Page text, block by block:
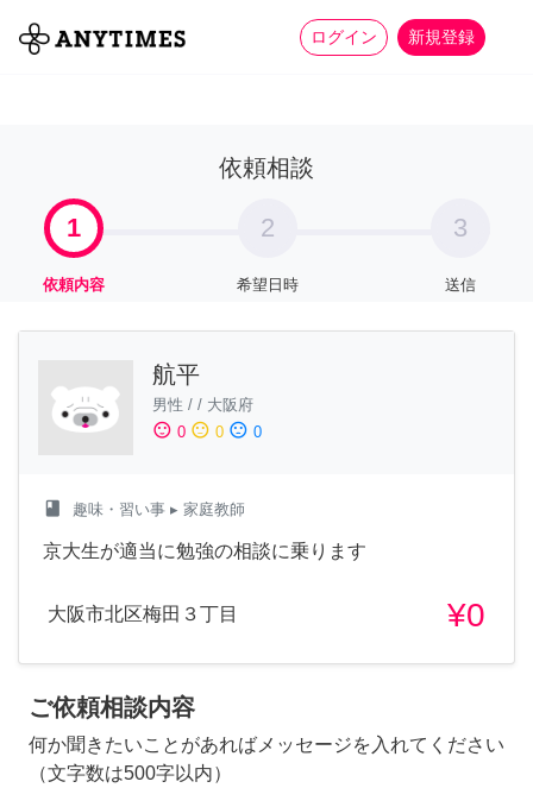
ログイン 新規登録
全て 家事 more_horiz
依頼相談
1
依頼内容
2
希望日時
3
送信
航平
男性 / / 大阪府
sentiment_satisfied 0 sentiment_neutral 0 sentiment_dissatisfied 0
class 趣味・習い事 ▸ 家庭教師
京大生が適当に勉強の相談に乗ります
大阪市北区梅田３丁目 ¥0
ご依頼相談内容
何か聞きたいことがあればメッセージを入れてください
（文字数は500字以内）